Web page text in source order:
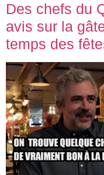
Des chefs du
avis sur la
temps des